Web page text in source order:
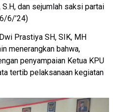
dan sejumlah saksi partai
6/’24)
Prastiya SH, SIK, MH
menerangkan bahwa,
penyampaian Ketua KPU
tertib pelaksanaan kegiatan